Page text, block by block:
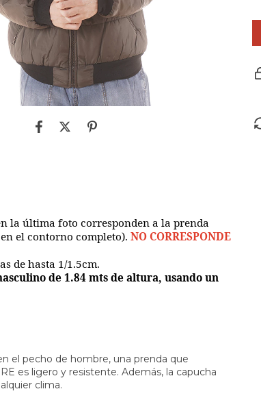
la última foto corresponden a la prenda
el contorno completo). NO CORRESPONDE
de hasta 1/1.5cm.
de 1.84 mts de altura, usando un
el pecho de hombre, una prenda que
es ligero y resistente. Además, la capucha
clima.